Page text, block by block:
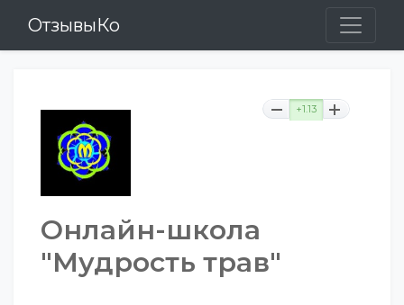
ОтзывыКо
+1.13
Онлайн-школа
"Мудрость трав"